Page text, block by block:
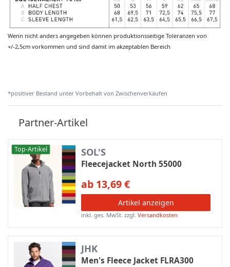
Wenn nicht anders angegeben können produktionsseitige Toleranzen von
+/-2,5cm vorkommen und sind damit im akzeptablen Bereich
*positiver Bestand unter Vorbehalt von Zwischenverkäufen
Partner-Artikel
Top-Artikel SOL'S
Fleecejacket North 55000
ab 13,69 €
Artikel anzeigen
inkl. ges. MwSt. zzgl.Versandkosten
JHK
Men's Fleece Jacket FLRA300